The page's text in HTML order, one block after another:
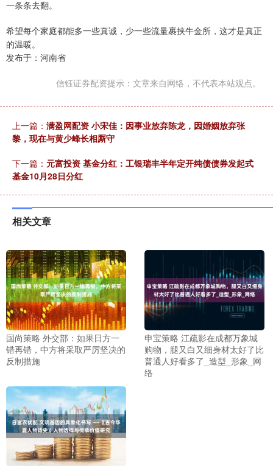
一条条去翻。
希望每个家庭都能多一些真诚，少一些流量裹挟牛金所，这才是真正
的温暖。
发布于：河南省
信钰证券配资提示：文章来自网络，不代表本站观点。
上一篇： 满盈网配资 小宋佳：因事业放弃陈龙，因婚姻放弃张
黎，现在与黄少峰长相厮守
下一篇： 元富投资 基金分红：工银瑞丰半年定开纯债债券发起式
基金10月28日分红
相关文章
国尚策略 外交部：如果日方一
错再错，中方将采取严厉坚决的
反制措施
申宝策略 江疏影在成都万象城
购物，腿又白又细身材太好了比
普通人好看多了_造型_形象_网
络